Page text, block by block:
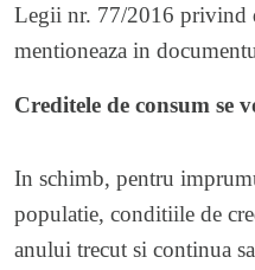
Legii nr. 77/2016 privind
mentioneaza in
Creditele de consum se
In schimb, pentru
populatie, conditiile de
anului trecut si continua